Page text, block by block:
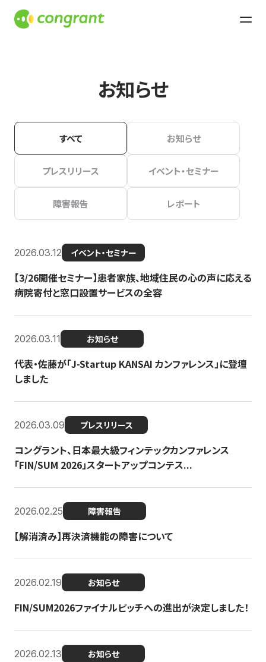
お知らせ
すべて お知らせ
プレスリリース イベント・セミナー
障害報告 レポート
2026.03.12 イベント・セミナー
【3/26開催セミナー】患者家族、地域住民の心の声に応える
病院寄付と窓口設置サービスの全容
2026.03.11 お知らせ
代表・佐藤が「J-Startup KANSAI カンファレンス」に登壇
しました
2026.03.09 プレスリリース
コングラント、日本最大級フィンテックカンファレンス
「FIN/SUM 2026」スタートアップコンテス...
2026.02.25 障害報告
【解消済み】再決済機能の障害について
2026.02.19 お知らせ
FIN/SUM2026ファイナルピッチへの進出が決定しました！
2026.02.13 お知らせ